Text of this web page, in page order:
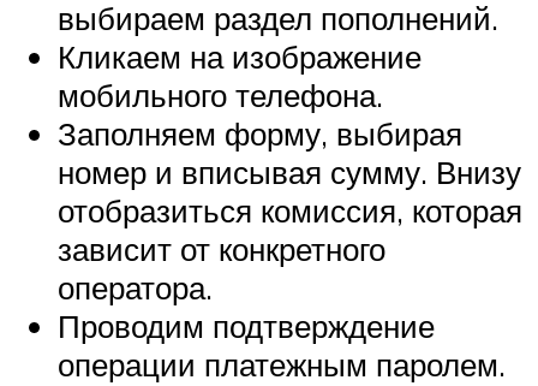
выбираем раздел пополнений.
Кликаем на изображение
мобильного телефона.
Заполняем форму, выбирая
номер и вписывая сумму. Внизу
отобразиться комиссия, которая
зависит от конкретного
оператора.
Проводим подтверждение
операции платежным паролем.